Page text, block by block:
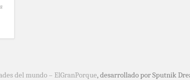
del mundo – ElGranPorque, desarrollado por Sputnik